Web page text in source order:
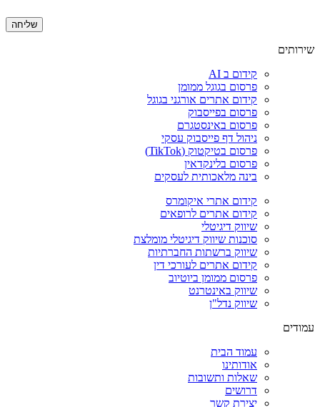
שירותים
קידום ב AI
פרסום בגוגל ממומן
קידום אתרים אורגני בגוגל
פרסום בפייסבוק
פרסום באינסטגרם
ניהול דף פייסבוק עסקי
פרסום בטיקטוק (TikTok)
פרסום בלינקדאין
בינה מלאכותית לעסקים
קידום אתרי איקומרס
קידום אתרים לרופאים
שיווק דיגיטלי
סוכנות שיווק דיגיטלי מומלצת
שיווק ברשתות החברתיות
קידום אתרים לעורכי דין
פרסום ממומן ביוטיוב
שיווק באינטרנט
שיווק נדל"ן
עמודים
עמוד הבית
אודותינו
שאלות ותשובות
דרושים
יצירת קשר